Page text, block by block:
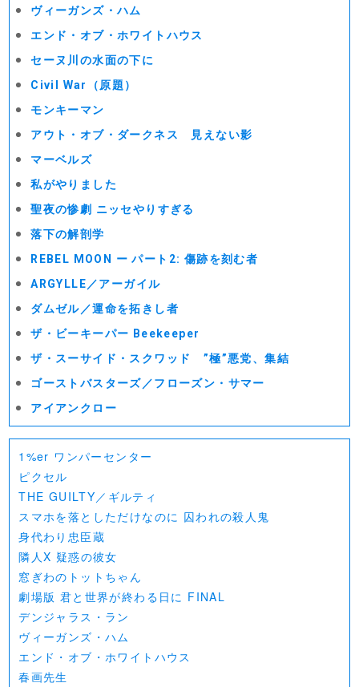
ヴィーガンズ・ハム
エンド・オブ・ホワイトハウス
セーヌ川の水面の下に
Civil War（原題）
モンキーマン
アウト・オブ・ダークネス 見えない影
マーベルズ
私がやりました
聖夜の惨劇 ニッセやりすぎる
落下の解剖学
REBEL MOON ー パート2: 傷跡を刻む者
ARGYLLE／アーガイル
ダムゼル／運命を拓きし者
ザ・ビーキーパー Beekeeper
ザ・スーサイド・スクワッド ”極”悪党、集結
ゴーストバスターズ／フローズン・サマー
アイアンクロー
1%er ワンパーセンター
ピクセル
THE GUILTY／ギルティ
スマホを落としただけなのに 囚われの殺人鬼
身代わり忠臣蔵
隣人X 疑惑の彼女
窓ぎわのトットちゃん
劇場版 君と世界が終わる日に FINAL
デンジャラス・ラン
ヴィーガンズ・ハム
エンド・オブ・ホワイトハウス
春画先生